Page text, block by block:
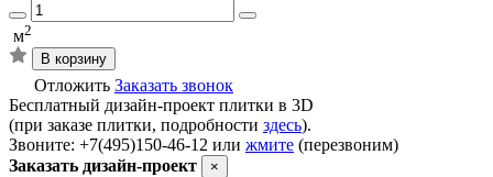
м2
В корзину
Отложить Заказать звонок
Бесплатный дизайн-проект плитки в 3D
(при заказе плитки, подробности здесь).
Звоните: +7(495)150-46-12 или жмите (перезвоним)
Заказать дизайн-проект
×